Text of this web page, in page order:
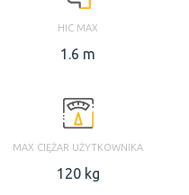
HIC MAX
1.6 m
MAX CIĘŻAR UŻYTKOWNIKA
120 kg